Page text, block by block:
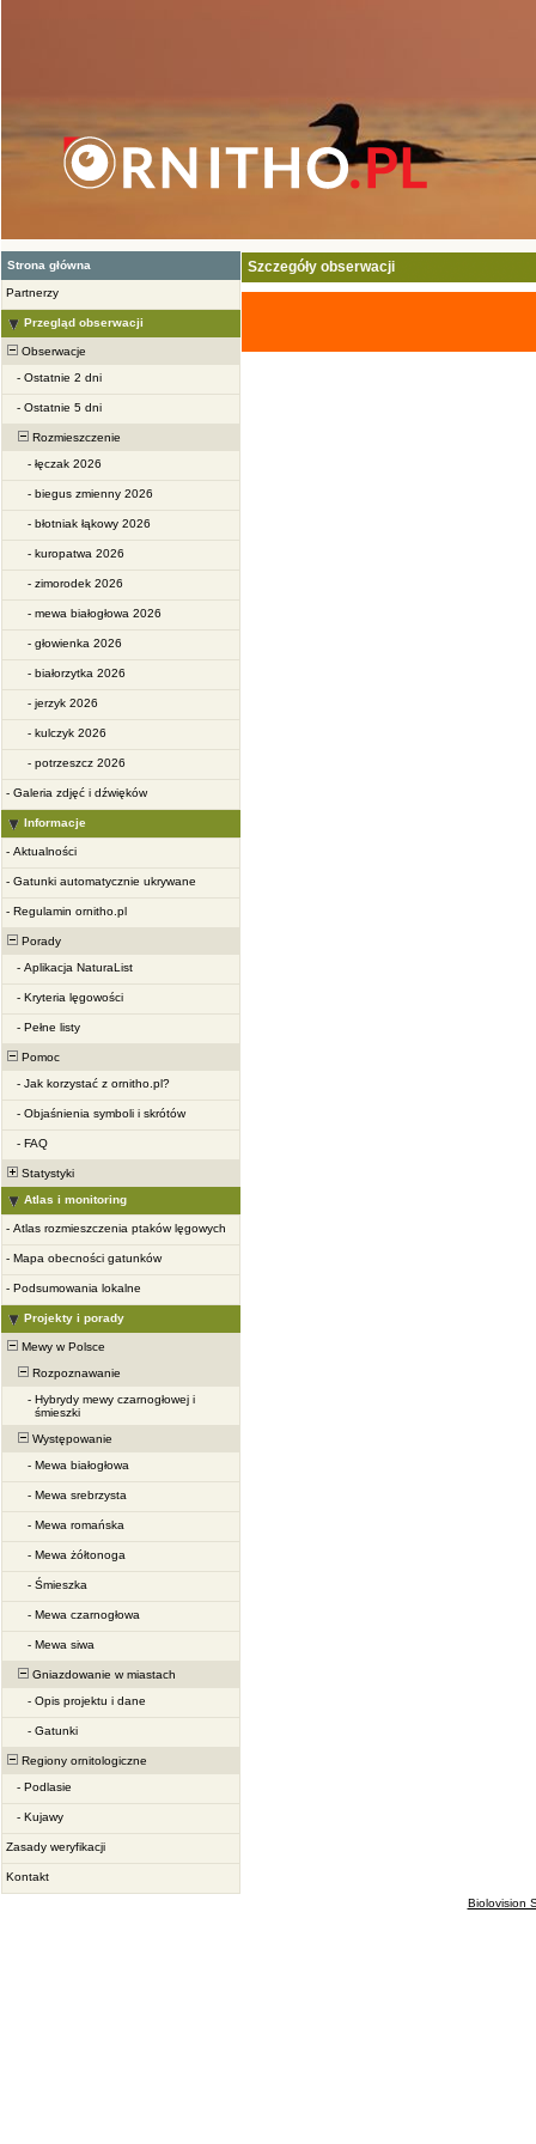
Strona główna
Partnerzy
Przegląd obserwacji
Obserwacje
- Ostatnie 2 dni
- Ostatnie 5 dni
Rozmieszczenie
- łęczak 2026
- biegus zmienny 2026
- błotniak łąkowy 2026
- kuropatwa 2026
- zimorodek 2026
- mewa białogłowa 2026
- głowienka 2026
- białorzytka 2026
- jerzyk 2026
- kulczyk 2026
- potrzeszcz 2026
- Galeria zdjęć i dźwięków
Informacje
- Aktualności
- Gatunki automatycznie ukrywane
- Regulamin ornitho.pl
Porady
- Aplikacja NaturaList
- Kryteria lęgowości
- Pełne listy
Pomoc
- Jak korzystać z ornitho.pl?
- Objaśnienia symboli i skrótów
- FAQ
Statystyki
Atlas i monitoring
- Atlas rozmieszczenia ptaków lęgowych
- Mapa obecności gatunków
- Podsumowania lokalne
Projekty i porady
Mewy w Polsce
Rozpoznawanie
- Hybrydy mewy czarnogłowej i
śmieszki
Występowanie
- Mewa białogłowa
- Mewa srebrzysta
- Mewa romańska
- Mewa żółtonoga
- Śmieszka
- Mewa czarnogłowa
- Mewa siwa
Gniazdowanie w miastach
- Opis projektu i dane
- Gatunki
Regiony ornitologiczne
- Podlasie
- Kujawy
Zasady weryfikacji
Kontakt
Szczegóły obserwacji
Biolovision